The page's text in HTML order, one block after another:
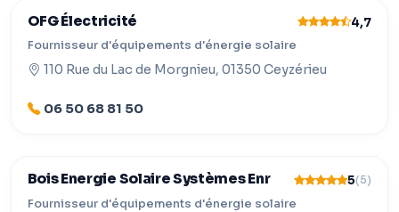
OFG Électricité 4,7
Fournisseur d'équipements d'énergie solaire
110 Rue du Lac de Morgnieu, 01350 Ceyzérieu
06 50 68 81 50
Bois Energie Solaire Systèmes Enr 5(5)
Fournisseur d'équipements d'énergie solaire